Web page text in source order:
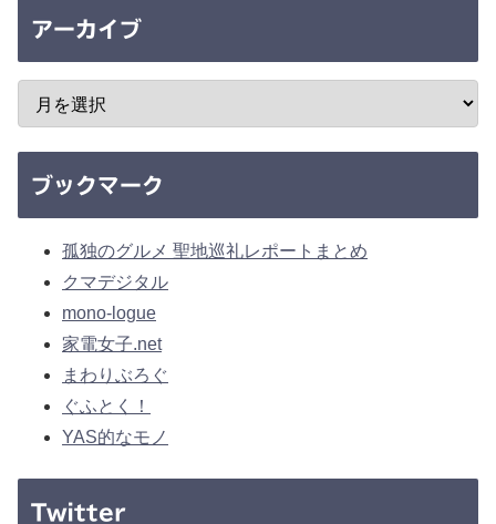
アーカイブ
ブックマーク
孤独のグルメ 聖地巡礼レポートまとめ
クマデジタル
mono-logue
家電女子.net
まわりぶろぐ
ぐふとく！
YAS的なモノ
Twitter